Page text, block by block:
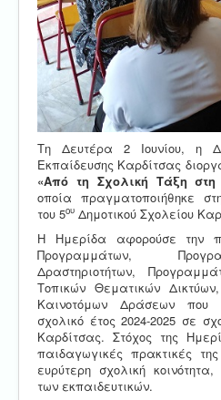
Τη Δευτέρα 2 Ιουνίου, η
Εκπαίδευσης Καρδίτσας
«Από τη Σχολική Τάξη στη
οποία πραγματοποιήθηκε
του 5ου Δημοτικού Σχολείου
Η Ημερίδα αφορούσε την
Προγραμμάτων,
Δραστηριοτήτων,
Τοπικών Θεματικών
Καινοτόμων Δράσεων που
σχολικό έτος 2024-2025 σε
Καρδίτσας. Στόχος της
παιδαγωγικές πρακτικές
ευρύτερη σχολική
των εκπαιδευτικών.